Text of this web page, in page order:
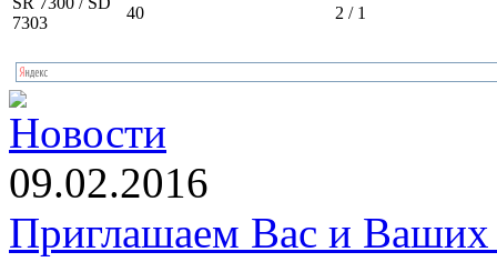
7303
40 2 / 1
Новости
09.02.2016
Приглашаем Вас и Ваших